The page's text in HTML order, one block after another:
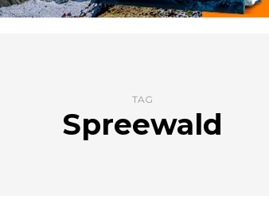
TAG
Spreewald